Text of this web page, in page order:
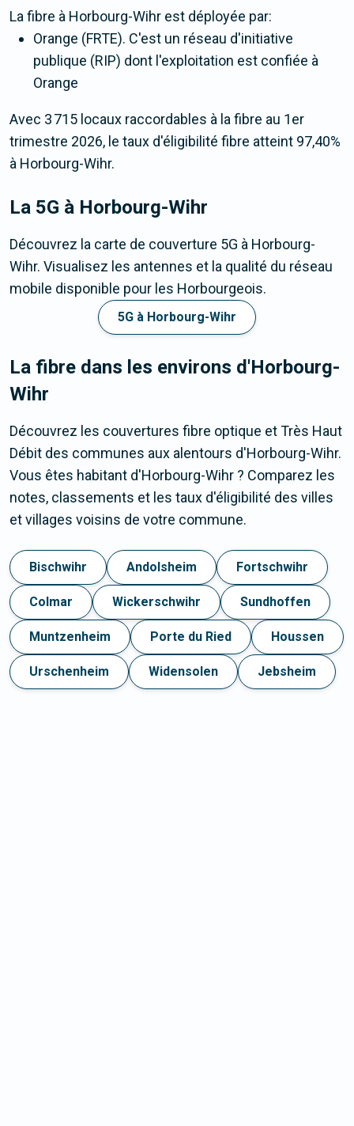
La fibre à Horbourg-Wihr est déployée par:
Orange (FRTE). C'est un réseau d'initiative
publique (RIP) dont l'exploitation est confiée à
Orange
Avec 3 715 locaux raccordables à la fibre au 1er
trimestre 2026, le taux d'éligibilité fibre atteint 97,40%
à Horbourg-Wihr.
La 5G à Horbourg-Wihr
Découvrez la carte de couverture 5G à Horbourg-
Wihr. Visualisez les antennes et la qualité du réseau
mobile disponible pour les Horbourgeois.
5G à Horbourg-Wihr
La fibre dans les environs d'Horbourg-
Wihr
Découvrez les couvertures fibre optique et Très Haut
Débit des communes aux alentours d'Horbourg-Wihr.
Vous êtes habitant d'Horbourg-Wihr ? Comparez les
notes, classements et les taux d'éligibilité des villes
et villages voisins de votre commune.
Bischwihr Andolsheim Fortschwihr
Colmar Wickerschwihr Sundhoffen
Muntzenheim Porte du Ried Houssen
Urschenheim Widensolen Jebsheim